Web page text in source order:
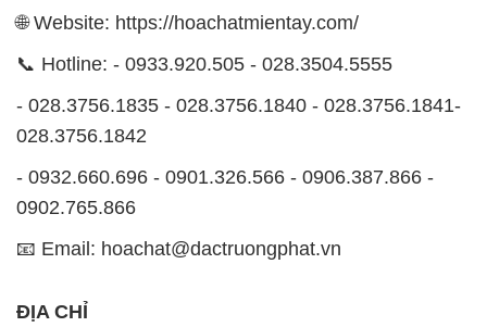
0902.765.866
📧 Email: hoachat@dactruongphat.vn
ĐỊA CHỈ
1229C Quốc lộ 1A, Phường Bình Trị Đông B,
Quận Bình Tân, TP. Hồ Chí Minh